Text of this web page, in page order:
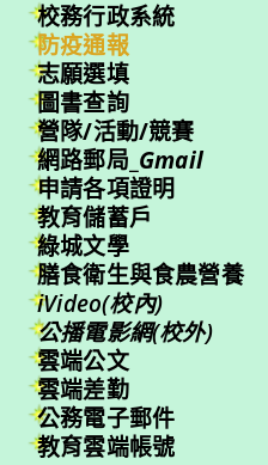
校務行政系統
防疫通報
志願選填
圖書查詢
營隊/活動/競賽
網路郵局_ Gmail
申請各項證明
教育儲蓄戶
綠城文學
膳食衛生與食農營養
iVideo(校內)
公播電影網(校外)
雲端公文
雲端差勤
公務電子郵件
教育雲端帳號